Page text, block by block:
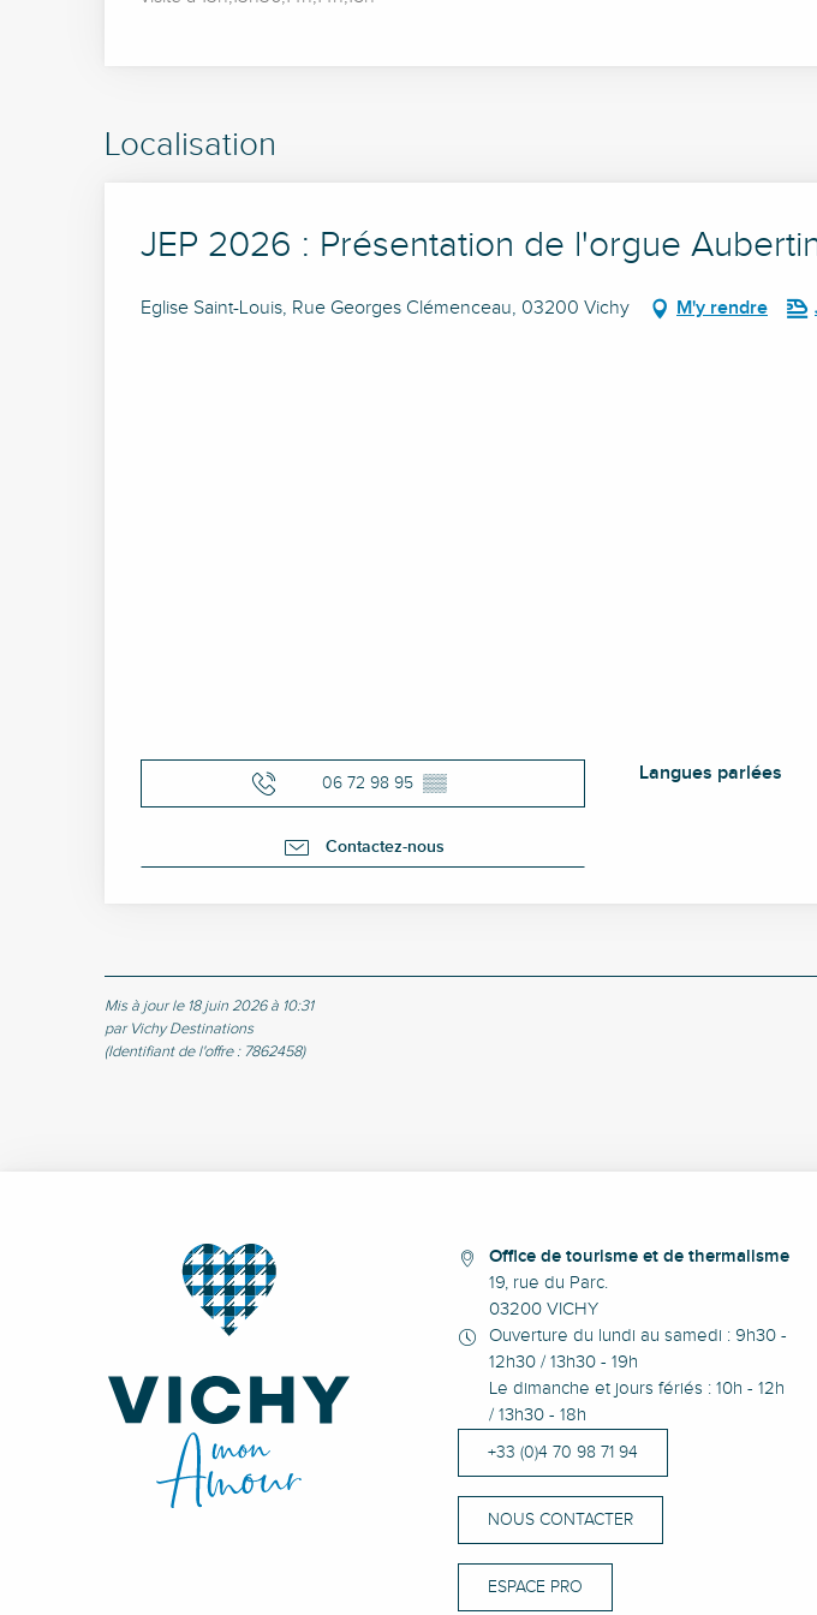
Localisation
JEP 2026 : Présentation de l'orgue
Eglise Saint-Louis, Rue Georges Clémenceau, 03200 Vichy M'y rendre
06 72 98 95 ▒▒
Contactez-nous
Langues parlées
Langues parlées
Mis à jour le 18 juin 2026 à 10:31
par Vichy Destinations
(Identifiant de l'offre : 7862458)
Office de tourisme et de thermalisme
19, rue du Parc.
03200 VICHY
Ouverture du lundi au samedi : 9h30 -
12h30 / 13h30 - 19h
Le dimanche et jours fériés : 10h - 12h
/ 13h30 - 18h
+33 (0)4 70 98 71 94
NOUS CONTACTER
ESPACE PRO